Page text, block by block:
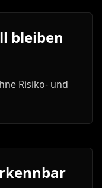
bleiben
Risiko- und